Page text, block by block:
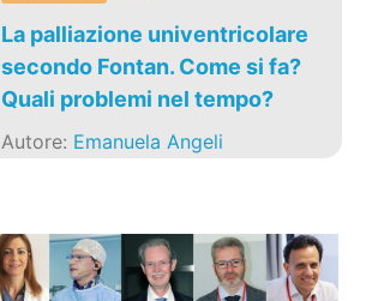
La palliazione univentricolare
secondo Fontan. Come si fa?
Quali problemi nel tempo?
Autore: Emanuela Angeli